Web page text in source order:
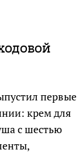
первые
крем для
с шестью